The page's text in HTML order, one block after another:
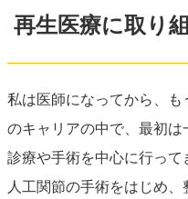
再生医療に取り
私は医師になってから、
のキャリアの中で、最初
診療や手術を中心に行って
人工関節の手術をはじめ